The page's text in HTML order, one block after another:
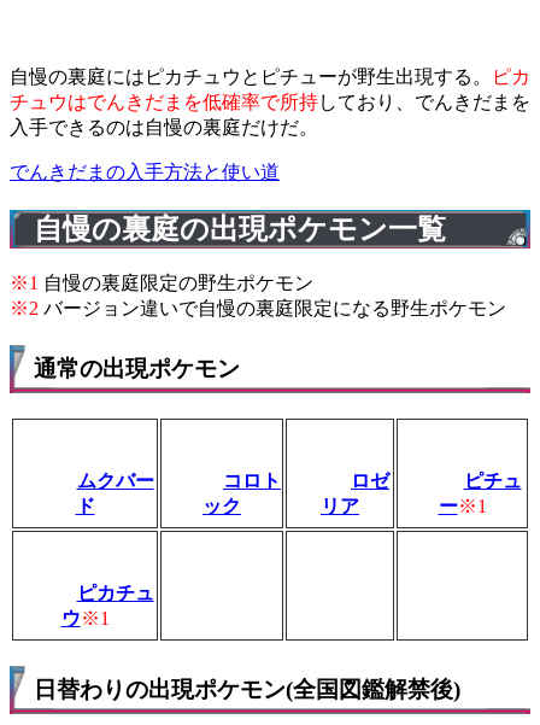
自慢の裏庭にはピカチュウとピチューが野生出現する。
ピカ
チュウはでんきだまを低確率で所持しており、でんきだまを
入手できるのは自慢の裏庭だけだ。
でんきだまの入手方法と使い道
自慢の裏庭の出現ポケモン一覧
※1 自慢の裏庭限定の野生ポケモン
※2 バージョン違いで自慢の裏庭限定になる野生ポケモン
通常の出現ポケモン
ムクバー
ド
コロト
ック
ロゼ
リア
ピチュ
ー※1
ピカチュ
ウ※1
日替わりの出現ポケモン(全国図鑑解禁後)